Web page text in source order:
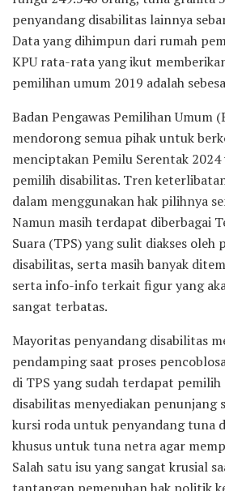
penyandang disabilitas lainnya
Data yang dihimpun dari rumah
KPU rata-rata yang ikut
pemilihan umum 2019 adalah
Badan Pengawas Pemilihan Umum
mendorong semua pihak untuk
menciptakan Pemilu Serentak
pemilih disabilitas. Tren
dalam menggunakan hak pilihnya
Namun masih terdapat diberbagai
Suara (TPS) yang sulit diakses oleh
disabilitas, serta masih banyak
serta info-info terkait figur yang
sangat terbatas.
Mayoritas penyandang disabilitas
pendamping saat proses
di TPS yang sudah terdapat
disabilitas menyediakan penunjang
kursi roda untuk penyandang tuna
khusus untuk tuna netra agar
Salah satu isu yang sangat krusial
tantangan pemenuhan hak politik